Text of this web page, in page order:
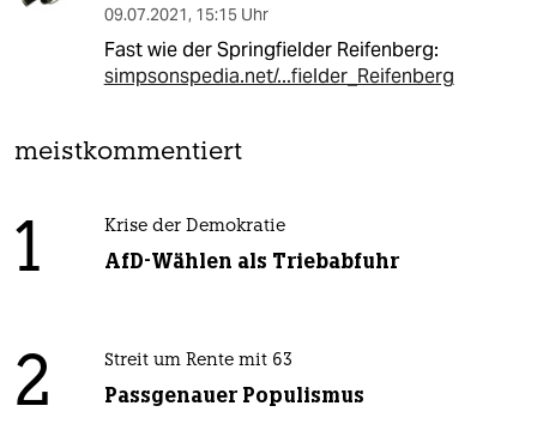
09.07.2021, 15:15 Uhr
Fast wie der Springfielder Reifenberg:
simpsonspedia.net/...fielder_Reifenberg
meistkommentiert
1 Krise der Demokratie
AfD-Wählen als Triebabfuhr
2 Streit um Rente mit 63
Passgenauer Populismus